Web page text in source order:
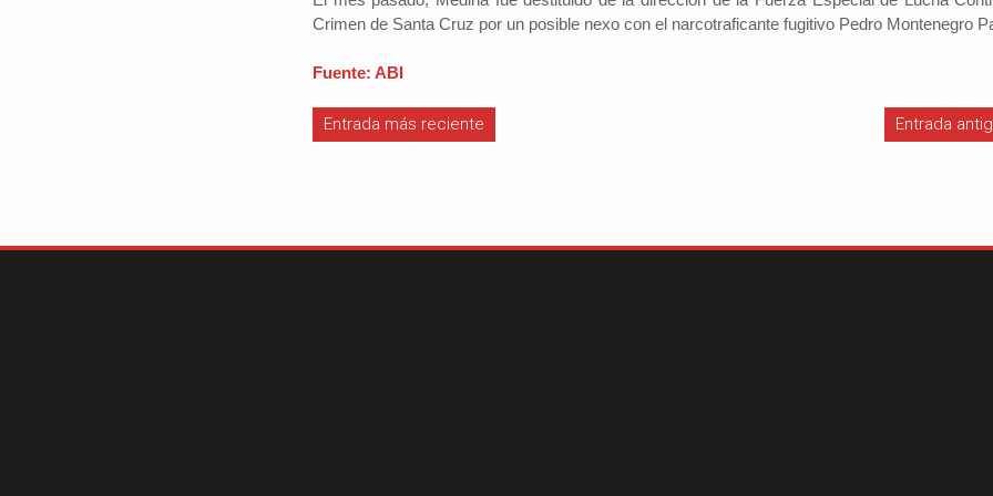
Crimen de Santa Cruz por un posible nexo con el narcotraficante fugitivo Pedro Montenegro
Fuente: ABI
Entrada más reciente Entrada
#iloveSCZ
Periodistas por el Cambio
nacional y está basada en la producci...
Investigador: Los medios de
coadyuvan a la naturalización de la
investigador y director del Instituto